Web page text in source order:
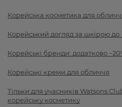
Корейська косметика для
Корейський догляд за шкірою до
Корейські бренди: додатково
Корейські креми для обличчя
Тільки для учасників Watsons
корейську косметику